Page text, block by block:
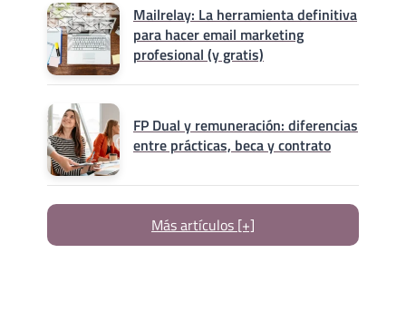
Mailrelay: La herramienta definitiva
para hacer email marketing
profesional (y gratis)
FP Dual y remuneración: diferencias
entre prácticas, beca y contrato
Más artículos [+]